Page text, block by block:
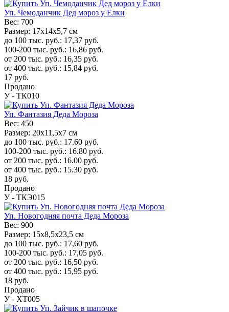
Уп. Чемоданчик Дед мороз у Елки
Вес: 700
Размер: 17x14x5,7 см
до 100 тыс. руб.: 17,37 руб.
100-200 тыс. руб.: 16,86 руб.
от 200 тыс. руб.: 16,35 руб.
от 400 тыс. руб.: 15,84 руб.
17 руб.
Продано
У - ТК010
Уп. Фантазия Деда Мороза
Вес: 450
Размер: 20x11,5x7 см
до 100 тыс. руб.: 17.60 руб.
100-200 тыс. руб.: 16.80 руб.
от 200 тыс. руб.: 16.00 руб.
от 400 тыс. руб.: 15.30 руб.
18 руб.
Продано
У - ТКЭ015
Уп. Новогодняя почта Деда Мороза
Вес: 900
Размер: 15х8,5х23,5 см
до 100 тыс. руб.: 17,60 руб.
100-200 тыс. руб.: 17,05 руб.
от 200 тыс. руб.: 16,50 руб.
от 400 тыс. руб.: 15,95 руб.
18 руб.
Продано
У - ХТ005